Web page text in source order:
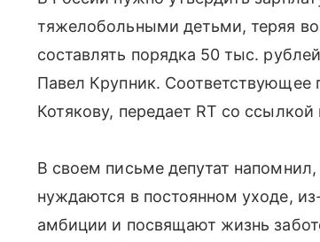
тяжелобольными детьми, теряя
составлять порядка 50 тыс.
Павел Крупник. Соответствующее
Котякову, передает RT со
В своем письме депутат
нуждаются в постоянном уходе,
амбиции и посвящают жизнь